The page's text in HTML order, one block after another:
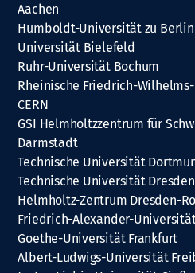
Aachen
Humboldt-Universität zu Berlin
Universität Bielefeld
Ruhr-Universität Bochum
Rheinische Friedrich-
CERN
GSI Helmholtzzentrum für
Darmstadt
Technische Universität
Technische Universität Dresden
Helmholtz-Zentrum Dresden-
Friedrich-Alexander-
Goethe-Universität Frankfurt
Albert-Ludwigs-Universität